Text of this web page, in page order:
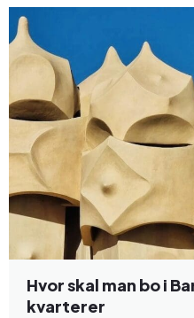
Hvor skal man bo i
kvarterer